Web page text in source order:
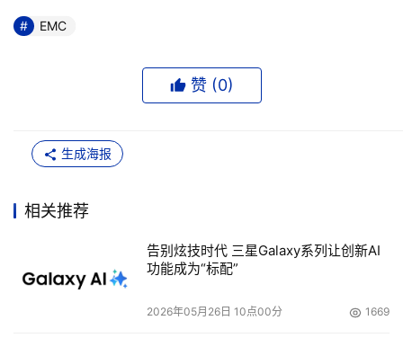
备份与复原
SnapView snapshot roll back－CLARiiON的
SnapView point-in-time copy软件，现今提供SnapView
的成本，亦加速以磁盘为主的数据复原。这项新功能将提供
产数据(production volume)程序之功能。藉由这项功能强
Continuance Volumes(BCVs)与SnapView snapshots，
甚至可提供客户更多的选择，藉由BCVs支援高I/O的工作
量，亦或利用snapshots，使储存空间及成本达到最佳化。
EMC
赞 (0)
生成海报
相关推荐
告别炫技时代 三星Galaxy系列让创新AI
功能成为“标配”
2026年05月26日 10点00分 1669